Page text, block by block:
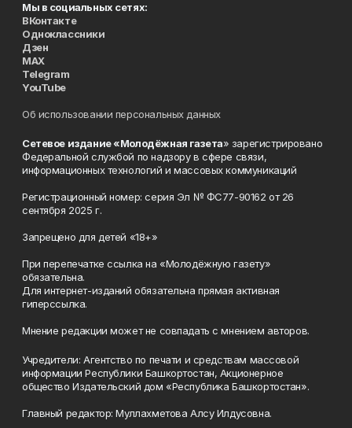
Мы в социальных сетях:
ВКонтакте
Одноклассники
Дзен
MAX
Telegram
YouTube
Об использовании персональных данных
Сетевое издание «Молодёжная газета» зарегистрировано
Федеральной службой по надзору в сфере связи,
информационных технологий и массовых коммуникаций
Регистрационный номер: серия Эл № ФС77-90162 от 26
сентября 2025 г.
Запрещено для детей «18+»
При перепечатке ссылка на «Молодёжную газету»
обязательна.
Для интернет-изданий обязательна прямая активная
гиперссылка.
Мнение редакции может не совпадать с мнением авторов.
Учредители: Агентство по печати и средствам массовой
информации Республики Башкортостан, Акционерное
общество Издательский дом «Республика Башкортостан».
Главный редактор: Муллахметова Алсу Илдусовна.